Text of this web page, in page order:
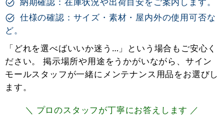
仕様の確認：サイズ・素材・屋内外の使用可否な
ど。
「どれを選べばいいか迷う…」という場合もご安心く
ださい。 掲示場所や用途をうかがいながら、サイン
モールスタッフが一緒にメンテナンス用品をお選びし
ます。
＼ プロのスタッフが丁寧にお答えします ／